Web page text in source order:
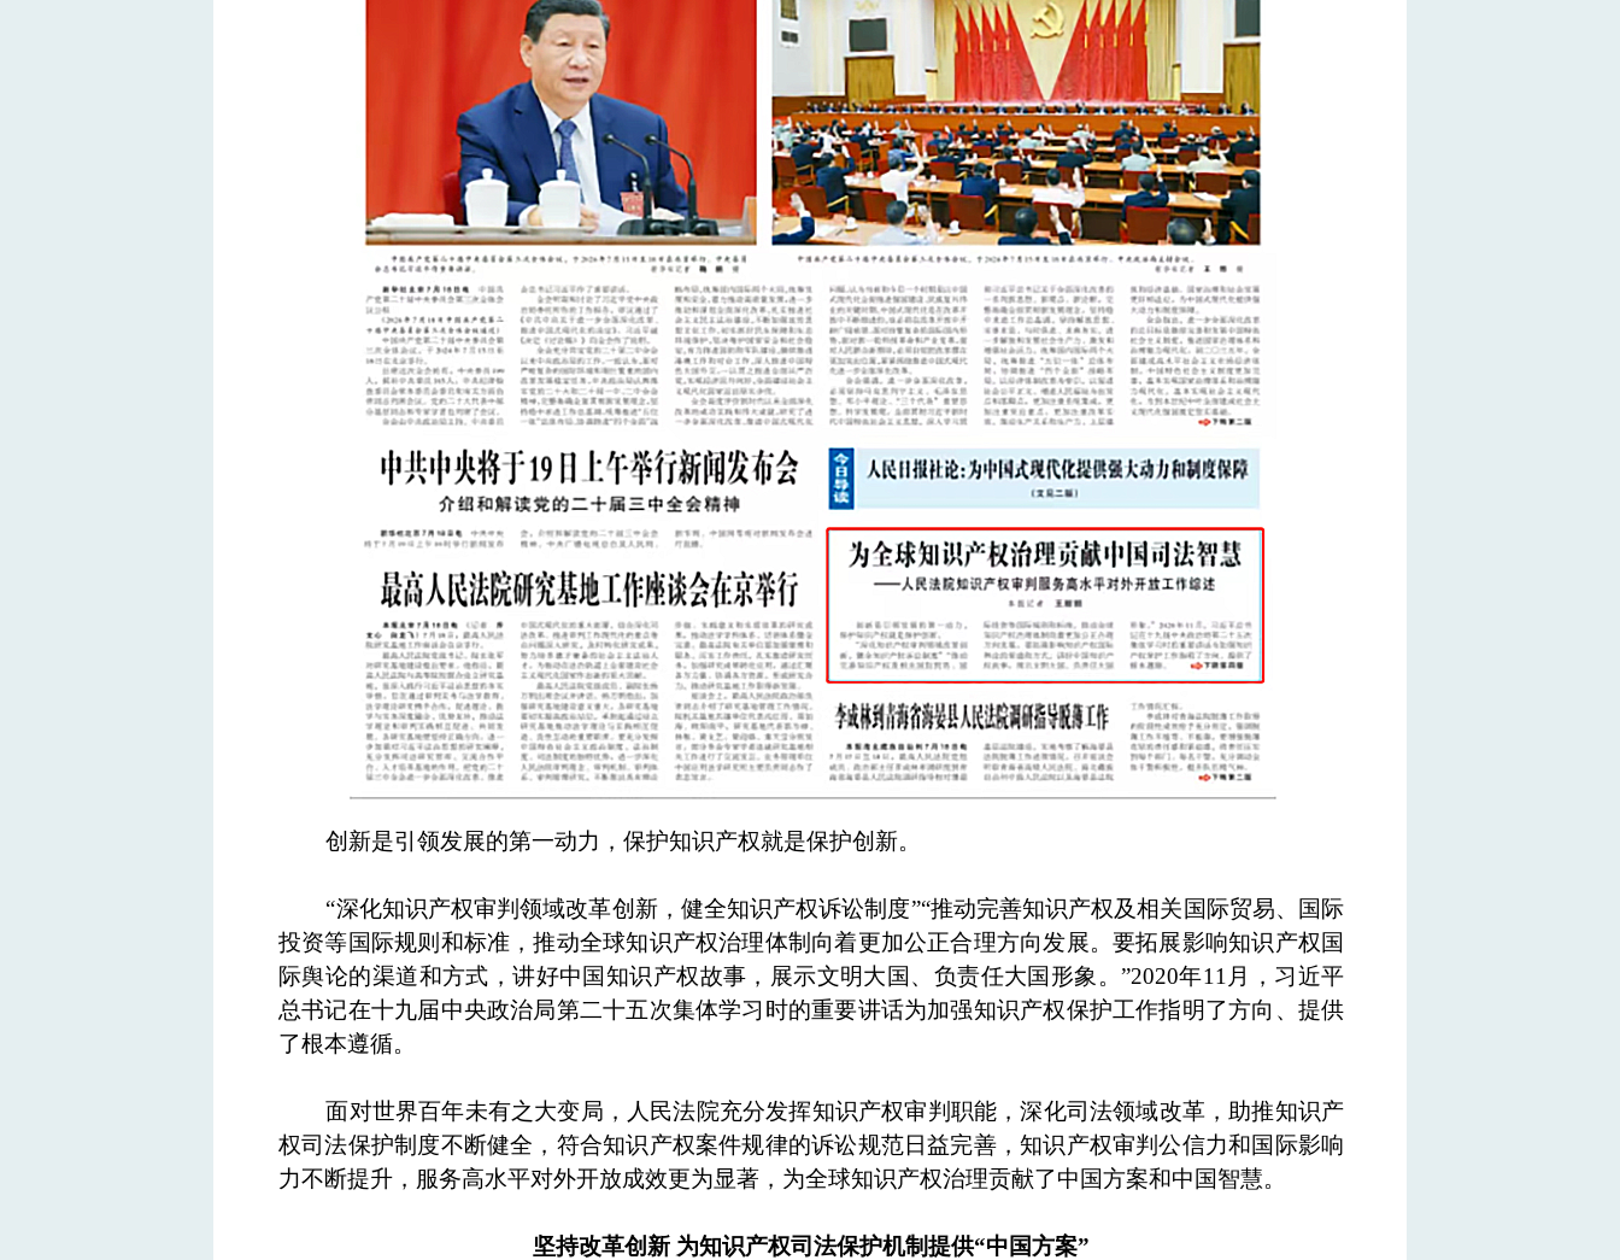
创新是引领发展的第一动力，保护知识产权就是保护创新。
“深化知识产权审判领域改革创新，健全知识产权诉讼制度”“推动完善知识产权及相关国际贸易、国际
投资等国际规则和标准，推动全球知识产权治理体制向着更加公正合理方向发展。要拓展影响知识产权国
际舆论的渠道和方式，讲好中国知识产权故事，展示文明大国、负责任大国形象。”2020年11月，习近平
总书记在十九届中央政治局第二十五次集体学习时的重要讲话为加强知识产权保护工作指明了方向、提供
了根本遵循。
面对世界百年未有之大变局，人民法院充分发挥知识产权审判职能，深化司法领域改革，助推知识产
权司法保护制度不断健全，符合知识产权案件规律的诉讼规范日益完善，知识产权审判公信力和国际影响
力不断提升，服务高水平对外开放成效更为显著，为全球知识产权治理贡献了中国方案和中国智慧。
坚持改革创新 为知识产权司法保护机制提供“中国方案”